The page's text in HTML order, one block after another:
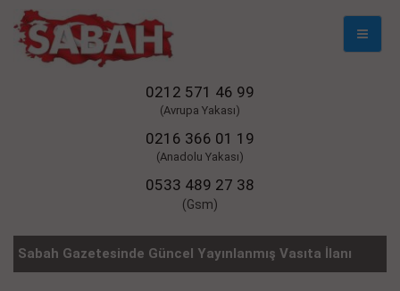
Mobil
0212 571 46 99
(Avrupa Yakası)
0216 366 01 19
(Anadolu Yakası)
0533 489 27 38
(Gsm)
Sabah Gazetesinde Güncel Yayınlanmış Vasıta İlanı